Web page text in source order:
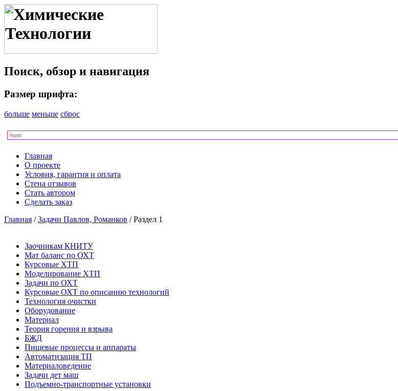
Поиск, обзор и навигация
Размер шрифта:
больше меньше сброс
Главная
О проекте
Условия, гарантия и оплата
Стена отзывов
Стать автором
Сделать заказ
Главная /Задачи Павлов, Романков / Раздел 1
Заочникам КНИТУ
Мат баланс по ОХТ
Курсовые ХТП
Моделирование ХТП
Задачи по ОХТ
Курсовые ОХТ по описанию технологий
Технология очистки
Оборудование
Материал
Теория горения и взрыва
БЖД
Пищевые процессы и аппараты
Автоматизация ТП
Материаловедение
Задачи дет маш
Подъемно-транспортные установки